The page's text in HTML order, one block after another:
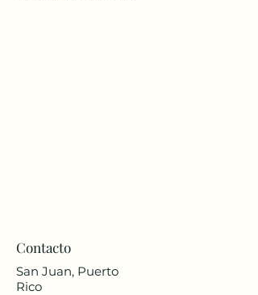
Contacto
San Juan, Puerto
Rico